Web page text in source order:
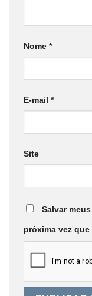
Nome *
E-mail *
Site
Salvar
próxima vez que